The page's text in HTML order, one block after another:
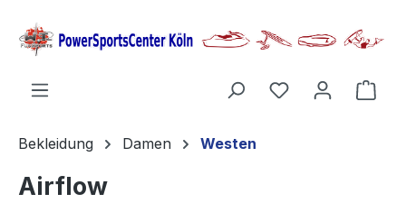
springen
Bekleidung Damen Westen
Airflow